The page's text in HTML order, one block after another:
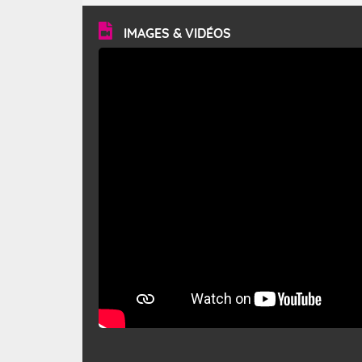
vitesse moyenne de 50 km/h et atteindre 80 à 100 km/h
en rafales, parfois davantage. Il parcourt la basse vallée
du Rhône et la Provence et envahit le littoral
méditerranéen à partir de la Camargue.
IMAGES & VIDÉOS